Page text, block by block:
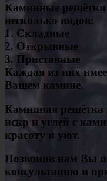
Каминные решётки
несколько видов:
1. Складные
2. Открывные
3. Приставные
Каждая из них
Вашем камине.
Каминная решётка
искр и углей с
красоту и уют.
Позвонив нам Вы
консультацию и